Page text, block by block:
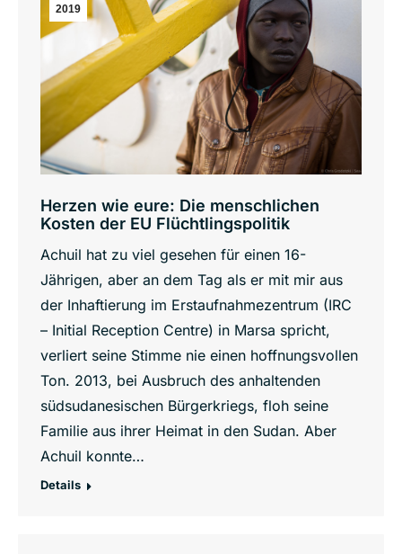
2019
Herzen wie eure: Die menschlichen
Kosten der EU Flüchtlingspolitik
Achuil hat zu viel gesehen für einen 16-
Jährigen, aber an dem Tag als er mit mir aus
der Inhaftierung im Erstaufnahmezentrum (IRC
– Initial Reception Centre) in Marsa spricht,
verliert seine Stimme nie einen hoffnungsvollen
Ton. 2013, bei Ausbruch des anhaltenden
südsudanesischen Bürgerkriegs, floh seine
Familie aus ihrer Heimat in den Sudan. Aber
Achuil konnte…
Details